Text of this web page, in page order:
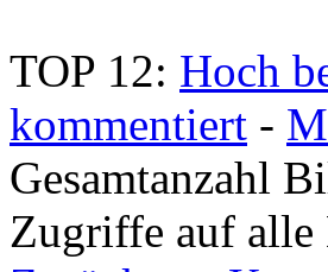
TOP 12: Hoch
kommentiert -
Gesamtanzahl
Zugriffe auf